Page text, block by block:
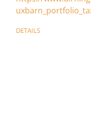
DETAILS